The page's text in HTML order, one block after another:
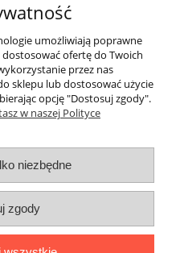
lub akcesoriów do
i wyłącznie porównawczo -
umożliwiają poprawne
ofertę do Twoich
przez nas
sklepu lub dostosować użycie
opcję "Dostosuj zgody".
w naszej Polityce
niezbędne
zgody